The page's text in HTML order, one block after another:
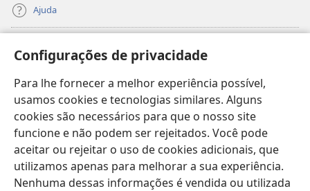
Configurações de privacidade
Para lhe fornecer a melhor experiência possível,
usamos cookies e tecnologias similares. Alguns
cookies são necessários para que o nosso site
funcione e não podem ser rejeitados. Você pode
aceitar ou rejeitar o uso de cookies adicionais, que
utilizamos apenas para melhorar a sua experiência.
Nenhuma dessas informações é vendida ou utilizada
Ajuda
(abre
nova
janela)
Biblioteca On-line da Torre de Vigia™
(abre
nova
janela)JW Hub
(abre
nova
janela)JW Library
Watchtower Library